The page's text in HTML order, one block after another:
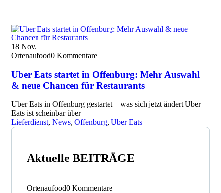
18 Nov.
Ortenaufood0 Kommentare
Uber Eats startet in Offenburg: Mehr Auswahl
& neue Chancen für Restaurants
Uber Eats in Offenburg gestartet – was sich jetzt ändert Uber
Eats ist scheinbar über
Lieferdienst, News, Offenburg, Uber Eats
Aktuelle BEITRÄGE
Ortenaufood0 Kommentare